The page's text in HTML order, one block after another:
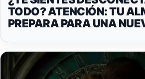
TODO? ATENCIÓN: TU
PREPARA PARA UNA